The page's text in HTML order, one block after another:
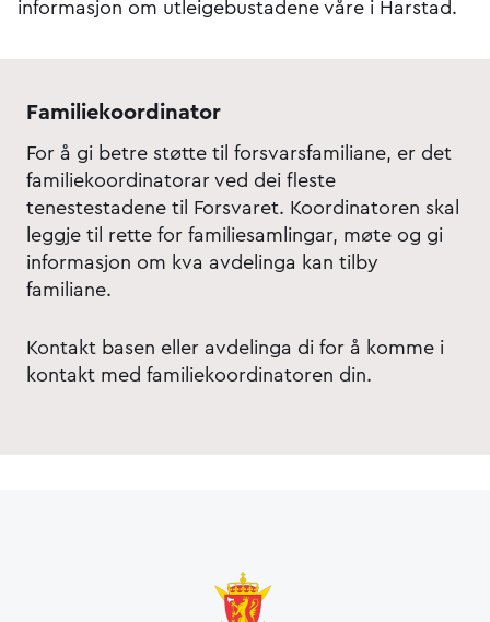
informasjon om utleigebustadene våre i Harstad.
Familiekoordinator
For å gi betre støtte til forsvarsfamiliane, er det
familiekoordinatorar ved dei fleste
tenestestadene til Forsvaret. Koordinatoren skal
leggje til rette for familiesamlingar, møte og gi
informasjon om kva avdelinga kan tilby
familiane.
Kontakt basen eller avdelinga di for å komme i
kontakt med familiekoordinatoren din.